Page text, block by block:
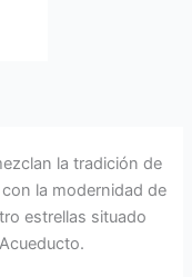
la tradición de
la modernidad de
estrellas situado